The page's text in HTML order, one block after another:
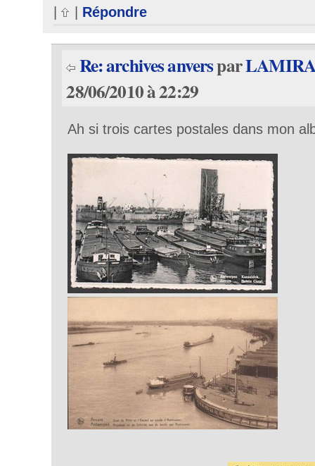
Répondre
Re: archives anverspar
28/06/2010 à 22:29
Ah si trois cartes postales dans mon